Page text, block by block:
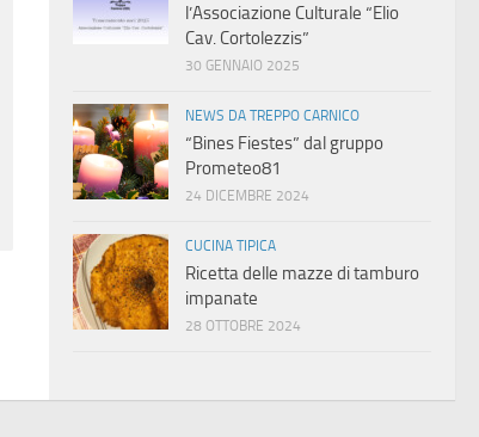
l’Associazione Culturale “Elio
Cav. Cortolezzis”
30 GENNAIO 2025
NEWS DA TREPPO CARNICO
“Bines Fiestes” dal gruppo
Prometeo81
24 DICEMBRE 2024
CUCINA TIPICA
Ricetta delle mazze di tamburo
impanate
28 OTTOBRE 2024